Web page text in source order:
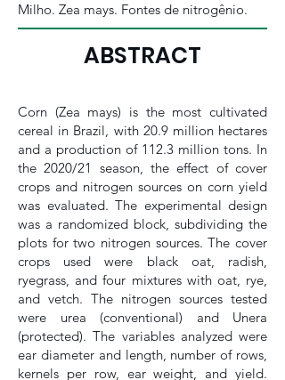
Milho. Zea mays. Fontes de nitrogênio.
ABSTRACT
Corn (Zea mays) is the most cultivated
cereal in Brazil, with 20.9 million hectares
and a production of 112.3 million tons. In
the 2020/21 season, the effect of cover
crops and nitrogen sources on corn yield
was evaluated. The experimental design
was a randomized block, subdividing the
plots for two nitrogen sources. The cover
crops used were black oat, radish,
ryegrass, and four mixtures with oat, rye,
and vetch. The nitrogen sources tested
were urea (conventional) and Unera
(protected). The variables analyzed were
ear diameter and length, number of rows,
kernels per row, ear weight, and yield.